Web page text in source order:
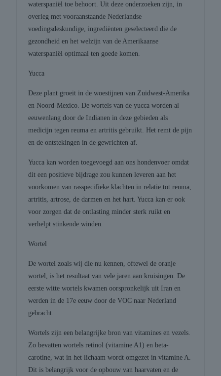
waterspaniël toe behoort. Uit deze onderzoeken zijn, in
overleg met vooraanstaande Nederlandse
voedingsdeskundige, ingrediënten geselecteerd die de
gezondheid en het welzijn van de Amerikaanse
waterspaniël optimaal ten goede komen.
Yucca
Deze plant groeit in de woestijnen van Zuidwest-Amerika
en Noord-Mexico. De wortels van de yucca worden al
eeuwenlang door de Indianen in deze gebieden als
medicijn tegen reuma en artritis gebruikt. Het remt de pijn
en de ontstekingen in de gewrichten af.
Yucca kan worden toegevoegd aan ons hondenvoer omdat
dit een positieve bijdrage zou kunnen leveren aan het
voorkomen van rasspecifieke klachten in relatie tot reuma,
artritis, artrose, de darmen en het hart. Yucca kan er ook
voor zorgen dat de ontlasting minder sterk ruikt en
verhelpt stinkende winden.
Wortel
De wortel zoals wij die nu kennen, oftewel de oranje
wortel, is het resultaat van vele jaren aan kruisingen. De
eerste witte wortels kwamen oorspronkelijk uit Iran en
werden in de 17e eeuw door de VOC naar Nederland
gebracht.
Wortels zijn een belangrijke bron van vitamines en vezels.
Zo bevatten wortels retinol (vitamine A1) en beta-
carotine, wat in het lichaam wordt omgezet in vitamine A.
Dit is belangrijk voor de opbouw van haarvaten en de